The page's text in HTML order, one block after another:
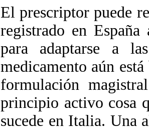
El prescriptor puede
registrado en
para adaptarse a
medicamento aún
formulación
principio activo cosa
sucede en Italia. Una